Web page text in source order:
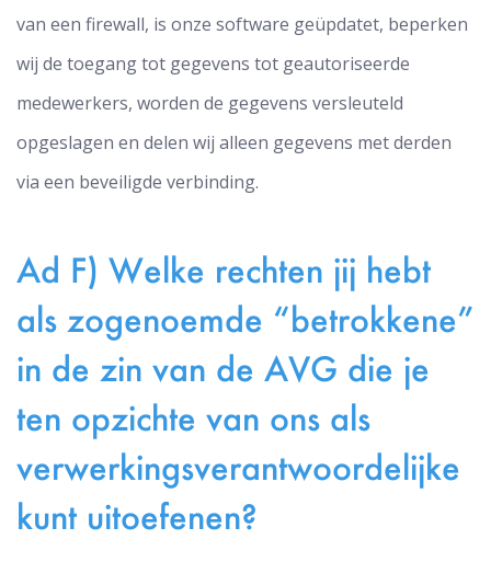
van een firewall, is onze software geüpdatet, beperken
wij de toegang tot gegevens tot geautoriseerde
medewerkers, worden de gegevens versleuteld
opgeslagen en delen wij alleen gegevens met derden
via een beveiligde verbinding.
Ad F) Welke rechten jij hebt
als zogenoemde “betrokkene”
in de zin van de AVG die je
ten opzichte van ons als
verwerkingsverantwoordelijke
kunt uitoefenen?